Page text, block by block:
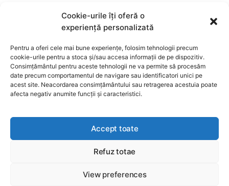
Cookie-urile îți oferă o
experiență personalizată
Pentru a oferi cele mai bune experiențe, folosim tehnologii precum
cookie-urile pentru a stoca și/sau accesa informații de pe dispozitiv.
Consimțământul pentru aceste tehnologii ne va permite să procesăm
date precum comportamentul de navigare sau identificatori unici pe
acest site. Neacordarea consimțământului sau retragerea acestuia poate
afecta negativ anumite funcții și caracteristici.
Accept toate
Refuz totae
View preferences
Mi a blokklánc (technológia)?
This website uses cookies to improve your experience. We'll